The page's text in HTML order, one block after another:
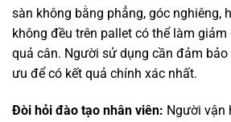
sàn không bằng phẳng, góc nghiêng,
không đều trên pallet có thể làm
quả cân. Người sử dụng cần đảm
ưu để có kết quả chính xác nhất.
Đòi hỏi đào tạo nhân viên: Người vận